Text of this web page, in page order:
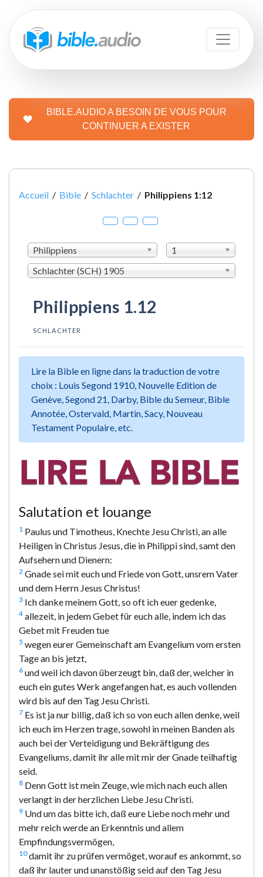
BIBLE.AUDIO A BESOIN DE VOUS POUR
CONTINUER A EXISTER
Accueil / Bible / Schlachter / Philippiens 1:12
Philippiens
1
Schlachter (SCH) 1905
Philippiens 1.12
SCHLACHTER
Lire la Bible en ligne dans la traduction de votre
choix : Louis Segond 1910, Nouvelle Edition de
Genève, Segond 21, Darby, Bible du Semeur, Bible
Annotée, Ostervald, Martin, Sacy, Nouveau
Testament Populaire, etc.
Salutation et louange
1 Paulus und Timotheus, Knechte Jesu Christi, an alle
Heiligen in Christus Jesus, die in Philippi sind, samt den
Aufsehern und Dienern:
2 Gnade sei mit euch und Friede von Gott, unsrem Vater
und dem Herrn Jesus Christus!
3 Ich danke meinem Gott, so oft ich euer gedenke,
4 allezeit, in jedem Gebet für euch alle, indem ich das
Gebet mit Freuden tue
5 wegen eurer Gemeinschaft am Evangelium vom ersten
Tage an bis jetzt,
6 und weil ich davon überzeugt bin, daß der, welcher in
euch ein gutes Werk angefangen hat, es auch vollenden
wird bis auf den Tag Jesu Christi.
7 Es ist ja nur billig, daß ich so von euch allen denke, weil
ich euch im Herzen trage, sowohl in meinen Banden als
auch bei der Verteidigung und Bekräftigung des
Evangeliums, damit ihr alle mit mir der Gnade teilhaftig
seid.
8 Denn Gott ist mein Zeuge, wie mich nach euch allen
verlangt in der herzlichen Liebe Jesu Christi.
9 Und um das bitte ich, daß eure Liebe noch mehr und
mehr reich werde an Erkenntnis und allem
Empfindungsvermögen,
10damit ihr zu prüfen vermöget, worauf es ankommt, so
daß ihr lauter und unanstößig seid auf den Tag Jesu